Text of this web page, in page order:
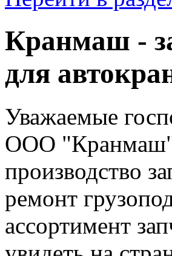
Кранмаш -
для
Уважаемые
ООО "Кранмаш".
производство
ремонт
ассортимент